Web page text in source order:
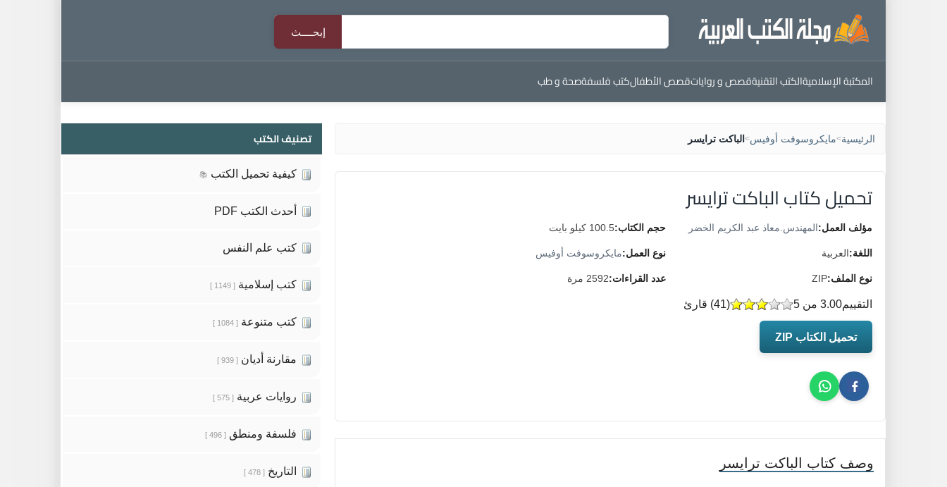
المكتبة الإسلاميةالكتب التقنيةقصص و رواياتقصص الأطفالكتب فلسفةصحة و طب
الرئيسية>مايكروسوفت أوفيس> الباكت ترايسر
تحميل كتاب الباكت ترايسر
مؤلف العمل:المهندس.معاذ عبد الكريم الخضر حجم الكتاب:100.5 كيلو بايت
اللغة:العربية نوع العمل:مايكروسوفت أوفيس
نوع الملف:ZIP عدد القراءات:2592 مرة
التقييم (
41) قارئ 3.00 من 5
تحميل الكتاب ZIP
وصف كتاب الباكت ترايسر
تصنيف الكتب
كيفية تحميل الكتب 📚
أحدث الكتب PDF
كتب علم النفس
كتب إسلامية [ 1149 ]
كتب متنوعة [ 1084 ]
مقارنة أديان [ 939 ]
روايات عربية [ 575 ]
فلسفة ومنطق [ 496 ]
التاريخ [ 478 ]